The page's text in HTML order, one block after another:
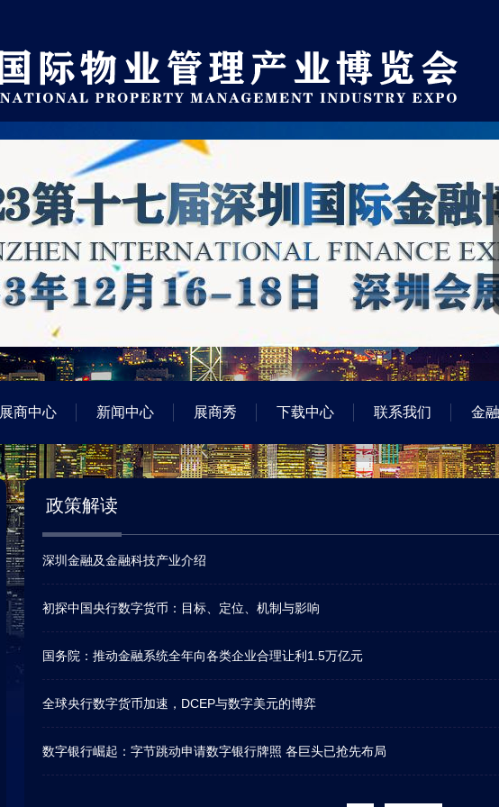
展商中心 新闻中心 展商秀 下载中心 联系我们 金
政策解读
深圳金融及金融科技产业介绍
初探中国央行数字货币：目标、定位、机制与影响
国务院：推动金融系统全年向各类企业合理让利1.5万亿元
全球央行数字货币加速，DCEP与数字美元的博弈
数字银行崛起：字节跳动申请数字银行牌照 各巨头已抢先布局